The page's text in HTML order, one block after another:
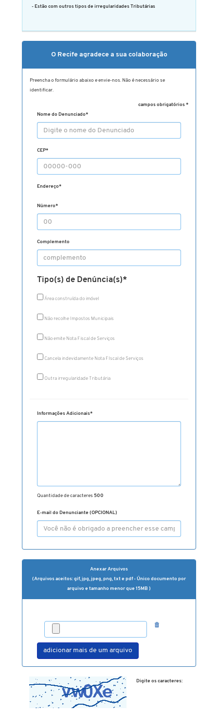
- Estão com outros tipos de irregularidades Tributárias
O Recife agradece a sua colaboração
Preencha o formulário abaixo e envie-nos. Não é necessário se
identificar.
campos obrigatórios *
Nome do Denunciado*
CEP*
Endereço*
Número*
Complemento
Tipo(s) de Denúncia(s)*
Área construída do imóvel
Não recolhe Impostos Municipais
Não emite Nota Fiscal de Serviços
Cancela indevidamente Nota FIscal de Serviços
Outra irregularidade Tributária
Informações Adicionais*
Quantidade de caracteres 500
E-mail do Denunciante (OPCIONAL)
Anexar Arquivos
(Arquivos aceitos: gif, jpg, jpeg, png, txt e pdf - Único documento por
arquivo e tamanho menor que 15MB )
adicionar mais de um arquivo
Digite os caracteres: